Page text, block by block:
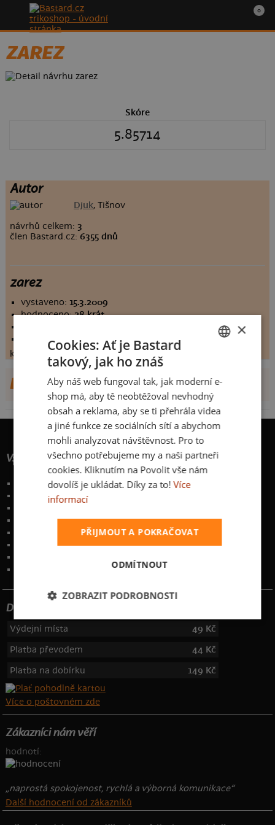
0
ZAREZ
Skóre
5.85714
Autor
Djuk, Tišnov
návrhů celkem: 3
člen Bastard.cz:6355 dnů
zarez
vystaveno: 15.3.2009
hodnoceno:28 krát
koupilo by:
7 lidí
konečné hodnocení:
5.85714
DALŠÍ NÁVRHY OD DJUK
Vše o nákupu
Poštovné a způsoby doručení
Garance výměny či vrácení
Zakázkový potisk textilu
Obchodní podmínky
Ochrana osobních údajů
Dotujeme poštovné
Výdejní místa
49 Kč
Platba převodem
44 Kč
Platba na dobírku
149 Kč
Více o poštovném zde
Zákazníci nám věří
hodnotí:
„naprostá spokojenost, rychlá a výborná komunikace“
Další hodnocení od zákazníků
SLOVAK
×
Cookies: Ať je Bastard
takový, jak ho znáš
Aby náš web fungoval tak, jak moderní e-
shop má, aby tě neobtěžoval nevhodný
obsah a reklama, aby se ti přehrála videa
a jiné funkce ze sociálních sítí a abychom
mohli analyzovat návštěvnost. Pro to
všechno potřebujeme my a naši partneři
cookies. Kliknutím na Povolit vše nám
dovolíš je ukládat. Díky za to! Více
informací
PŘIJMOUT A POKRAČOVAT
ODMÍTNOUT
ZOBRAZIT PODROBNOSTI